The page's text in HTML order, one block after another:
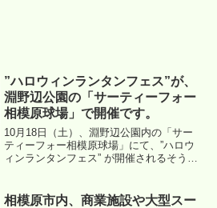
”ハロウィンランタンフェス”が、
淵野辺公園の「サーティーフォー
相模原球場」で開催です。
10月18日（土）、淵野辺公園内の「サー
ティーフォー相模原球場」にて、”ハロウ
ィンランタンフェス” が開催されるそうで
相模原市内、商業施設や大型スー